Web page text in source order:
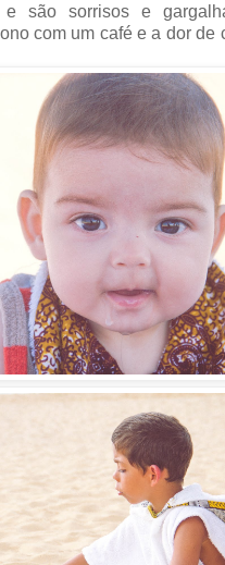
e são sorrisos e
com um café e a dor de